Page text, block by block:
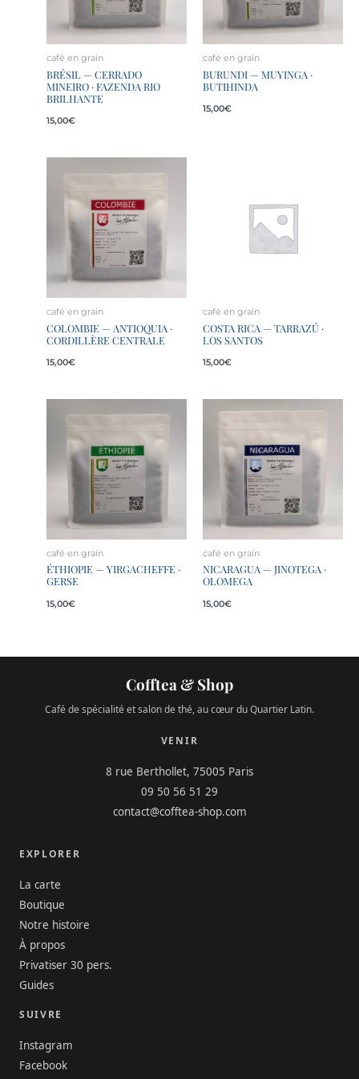
café en grain
BRÉSIL — CERRADO
MINEIRO · FAZENDA RIO
BRILHANTE
15,00€
café en grain
BURUNDI — MUYINGA ·
BUTIHINDA
15,00€
café en grain
COLOMBIE — ANTIOQUIA ·
CORDILLÈRE CENTRALE
15,00€
café en grain
COSTA RICA — TARRAZÚ ·
LOS SANTOS
15,00€
café en grain
ÉTHIOPIE — YIRGACHEFFE ·
GERSE
15,00€
café en grain
NICARAGUA — JINOTEGA ·
OLOMEGA
15,00€
Cofftea & Shop
Café de spécialité et salon de thé, au cœur du Quartier Latin.
VENIR
8 rue Berthollet, 75005 Paris
09 50 56 51 29
contact@cofftea-shop.com
EXPLORER
La carte
Boutique
Notre histoire
À propos
Privatiser 30 pers.
Guides
SUIVRE
Instagram
Facebook